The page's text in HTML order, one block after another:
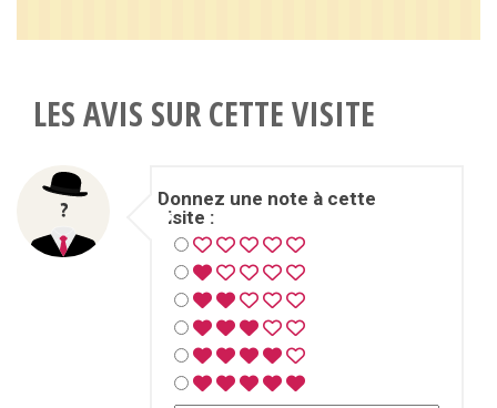
LES AVIS SUR CETTE VISITE
Donnez une note à cette
visite :